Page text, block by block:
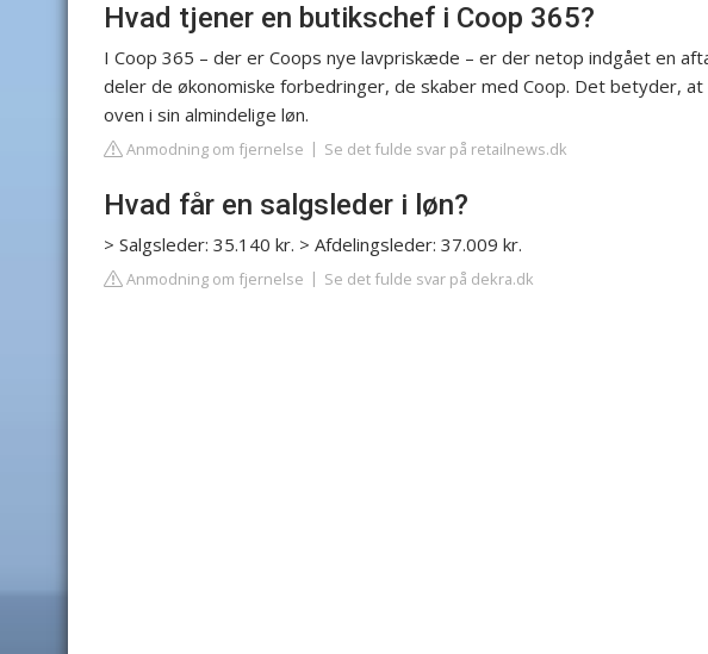
Hvad tjener en butikschef i Coop 365?
I Coop 365 – der er Coops nye lavpriskæde – er der netop indgået en
deler de økonomiske forbedringer, de skaber med Coop. Det betyder, at
oven i sin almindelige løn.
Anmodning om fjernelse Se det fulde svar på retailnews.dk
Hvad får en salgsleder i løn?
> Salgsleder: 35.140 kr. > Afdelingsleder: 37.009 kr.
Anmodning om fjernelse Se det fulde svar på dekra.dk